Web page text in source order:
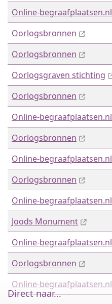
Online-begraafplaatsen.nl
Oorlogsbronnen
Oorlogsbronnen
Oorlogsgraven stichting
Oorlogsbronnen
Online-begraafplaatsen.nl
Oorlogsbronnen
Online-begraafplaatsen.nl
Oorlogsbronnen
Online-begraafplaatsen.nl
Joods Monument
Online-begraafplaatsen.nl
Oorlogsbronnen
Online-begraafplaatsen.nl
Direct naar...